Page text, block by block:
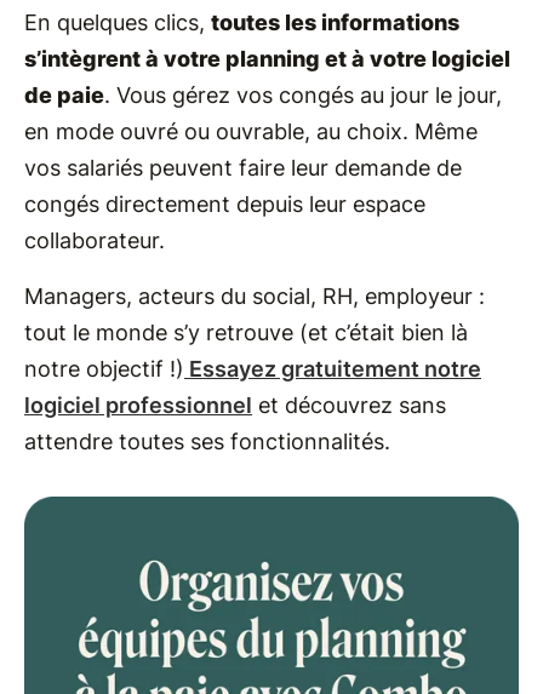
En quelques clics, toutes les informations
s’intègrent à votre planning et à votre logiciel
de paie. Vous gérez vos congés au jour le jour,
en mode ouvré ou ouvrable, au choix. Même
vos salariés peuvent faire leur demande de
congés directement depuis leur espace
collaborateur.
Managers, acteurs du social, RH, employeur :
tout le monde s’y retrouve (et c’était bien là
notre objectif !) Essayez gratuitement notre
logiciel professionnel et découvrez sans
attendre toutes ses fonctionnalités.